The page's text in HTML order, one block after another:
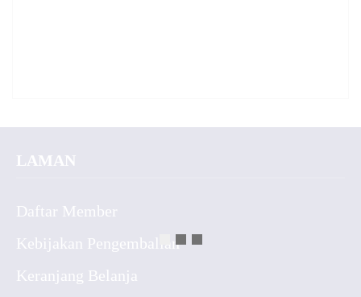
LAMAN
Daftar Member
Kebijakan Pengembalian
Keranjang Belanja